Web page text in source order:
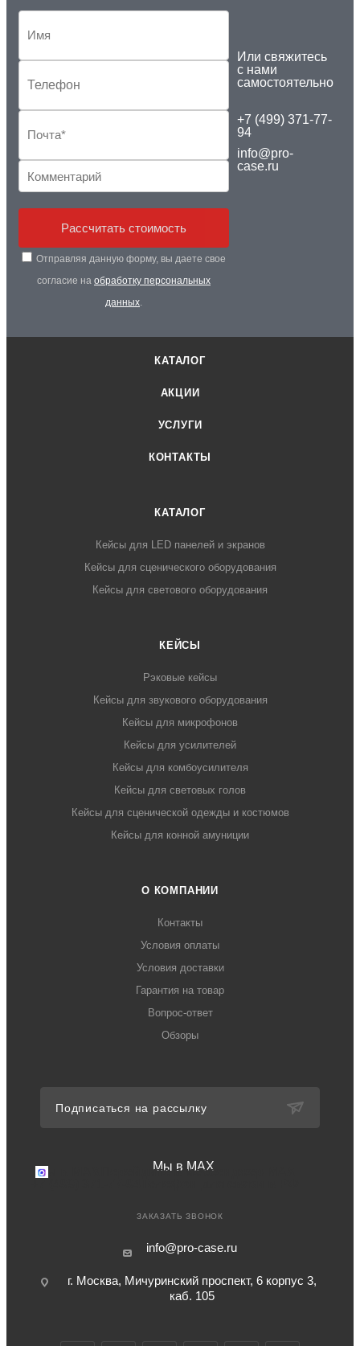
Рассчитать стоимость
Отправляя данную форму, вы даете свое
согласие на обработку персональных
данных.
Или свяжитесь
с нами
самостоятельно
+7 (499) 371-77-
94
info@pro-
case.ru
КАТАЛОГ
АКЦИИ
УСЛУГИ
КОНТАКТЫ
КАТАЛОГ
Кейсы для LED панелей и экранов
Кейсы для сценического оборудования
Кейсы для светового оборудования
КЕЙСЫ
Рэковые кейсы
Кейсы для звукового оборудования
Кейсы для микрофонов
Кейсы для усилителей
Кейсы для комбоусилителя
Кейсы для световых голов
Кейсы для сценической одежды и костюмов
Кейсы для конной амуниции
О КОМПАНИИ
Контакты
Условия оплаты
Условия доставки
Гарантия на товар
Вопрос-ответ
Обзоры
Подписаться на рассылку
Мы в MAX
Мы в MAX
Перейдите в мессенджер MAX
ЗАКАЗАТЬ ЗВОНОК
info@pro-case.ru
г. Москва, Мичуринский проспект, 6 корпус 3,
каб. 105